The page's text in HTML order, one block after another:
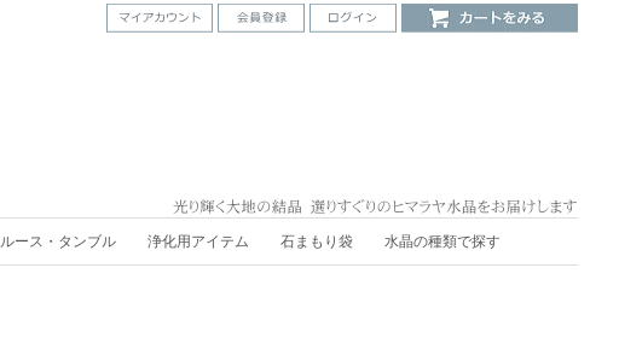
ルース・タンブル 浄化用アイテム 石まもり袋 水晶の種類で探す